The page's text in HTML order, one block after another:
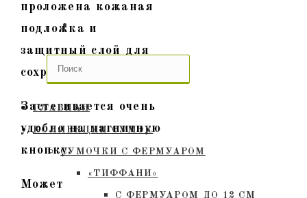
ПЕРЕКЛЮЧИТЬ
ПОИСК
ВЕБ-
ГЛАВНАЯ
КОЛЛЕКЦИИ СУМОК
СУМОЧКИ C ФЕРМУАРОМ
«ТИФФАНИ»
С ФЕРМУАРОМ ДО 12 СМ
проложена кожаная
подложка и
защитный слой для
сохранности очков.
Застегивается очень
удобно на магнитную
кнопку.
Может